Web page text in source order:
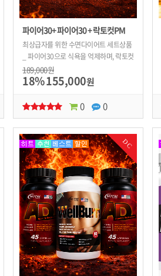
파이어30+ 파이어30 + 락토컷PM
최상급자를 위한 수면다이어트 세트상품
_ 파이어30으로 식욕을 억제하며, 락토컷
PM으로 자면서까지 체지방을 분해한다.
189,000원
18%155,000원
0
0
DC